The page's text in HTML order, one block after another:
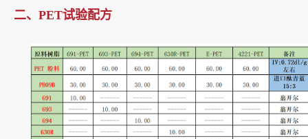
二、PET试验配方